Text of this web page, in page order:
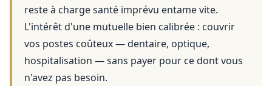
reste à charge santé imprévu entame vite.
L'intérêt d'une mutuelle bien calibrée : couvrir
vos postes coûteux — dentaire, optique,
hospitalisation — sans payer pour ce dont vous
n'avez pas besoin.